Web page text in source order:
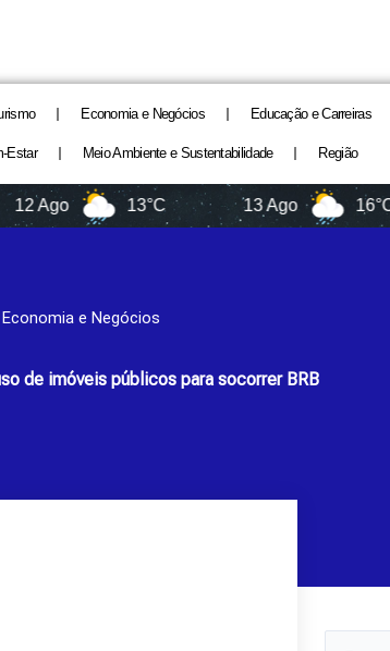
Economia e Negócios Educação e Carreiras
Estar Meio Ambiente e Sustentabilidade Região
13°C 13 Ago 16°C
Economia e Negócios
de imóveis públicos para socorrer BRB